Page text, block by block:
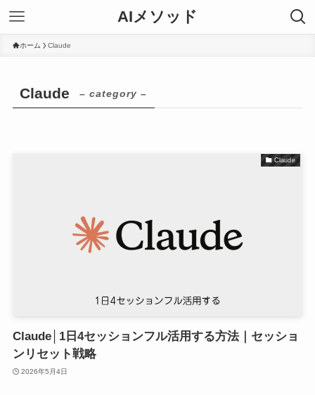
AIメソッド
ホーム Claude
Claude – category –
Claude
Claude│1日4セッションフル活用する方法｜セッショ
ンリセット戦略
2026年5月4日